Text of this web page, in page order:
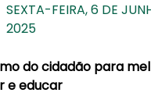
SEXTA-FEIRA, 6 DE
2025
do cidadão para
e educar